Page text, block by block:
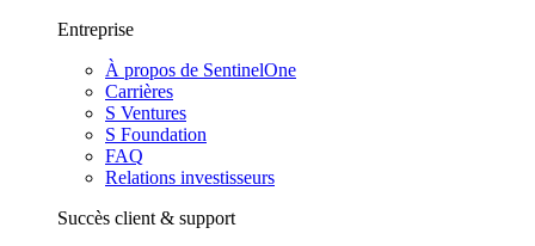
Entreprise
À propos de SentinelOne
Carrières
S Ventures
S Foundation
FAQ
Relations investisseurs
Succès client & support